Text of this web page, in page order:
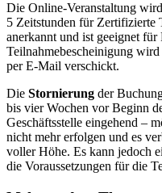
Die Online-Veranstaltung
5 Zeitstunden für Zertifizierte
anerkannt und ist geeignet
Teilnahmebescheinigung
per E-Mail verschickt.
Die Stornierung der
bis vier Wochen vor Beginn
Geschäftsstelle eingehend –
nicht mehr erfolgen und es
voller Höhe. Es kann jedoch
die Voraussetzungen für die